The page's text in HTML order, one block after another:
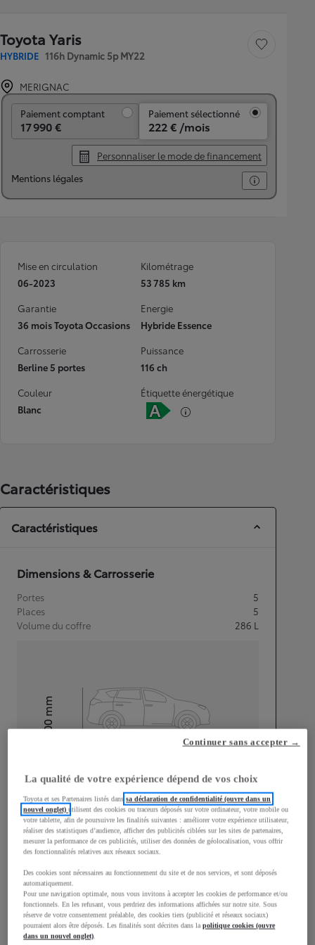
Toyota Yaris
HYBRIDE 116h Dynamic 5p MY22
Sauvegarder le
MERIGNAC
Paiement comptant
17 990 €
Paiement sélectionné
222 € /mois
Personnaliser le mode de financement
Mentions légales
Mise en circulation
06-2023
Kilométrage
53 785 km
Garantie
36 mois Toyota Occasions
Energie
Hybride Essence
Carrosserie
Berline 5 portes
Puissance
116 ch
Couleur
Blanc
Étiquette énergétique
Caractéristiques
Caractéristiques
Dimensions & Carrosserie
Portes
5
Places
5
Volume du coffre
286 L
Hauteur
1 500
mm
1 745 mm
Consommation mixte
La qualité de votre expérience dépend de vos choix
Toyota et ses Partenaires listés danssa déclaration de confidentialité (ouvre dans un
nouvel onglet)utilisent des cookies ou traceurs déposés sur votre ordinateur, votre mobile ou
votre tablette, afin de poursuivre les finalités suivantes : améliorer votre expérience utilisateur,
réaliser des statistiques d’audience, afficher des publicités ciblées sur les sites de partenaires,
mesurer la performance de ces publicités, utiliser des données de géolocalisation, vous offrir
des fonctionnalités relatives aux réseaux sociaux.
Des cookies sont nécessaires au fonctionnement du site et de nos services, et sont déposés
automatiquement.
Pour une navigation optimale, nous vous invitons à accepter les cookies de performance et/ou
fonctionnels. En les refusant, vous perdriez des informations affichées sur notre site. Sous
réserve de votre consentement préalable, des cookies tiers (publicité et réseaux sociaux)
pourraient alors être déposés. Les finalités sont décrites dans lapolitique cookies (ouvre
dans un nouvel onglet).
Continuer sans accepter →